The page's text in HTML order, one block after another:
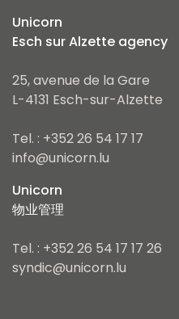
Unicorn
Esch sur Alzette agency
25, avenue de la Gare
L-4131 Esch-sur-Alzette
Tel. : +352 26 54 17 17
info@unicorn.lu
Unicorn
物业管理
Tel. : +352 26 54 17 17 26
syndic@unicorn.lu